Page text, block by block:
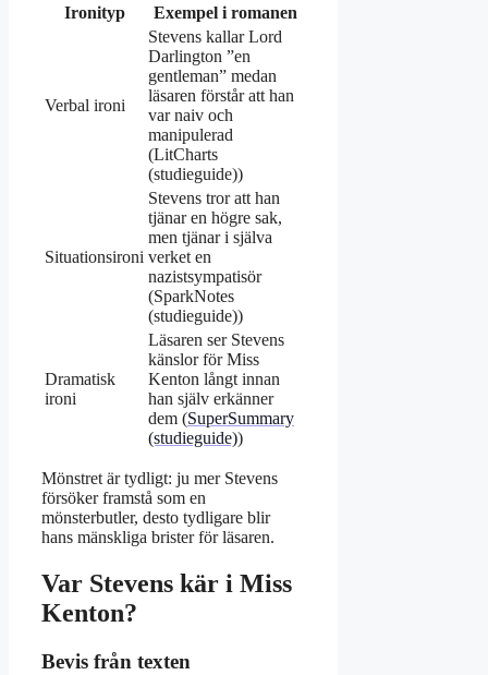
Ironityp Exempel i romanen
Verbal ironi
Stevens kallar Lord
Darlington ”en
gentleman” medan
läsaren förstår att han
var naiv och
manipulerad
(LitCharts
(studieguide))
Situationsironi
Stevens tror att han
tjänar en högre sak,
men tjänar i själva
verket en
nazistsympatisör
(SparkNotes
(studieguide))
Dramatisk
ironi
Läsaren ser Stevens
känslor för Miss
Kenton långt innan
han själv erkänner
dem (SuperSummary
(studieguide))
Mönstret är tydligt: ju mer Stevens
försöker framstå som en
mönsterbutler, desto tydligare blir
hans mänskliga brister för läsaren.
Var Stevens kär i Miss
Kenton?
Bevis från texten